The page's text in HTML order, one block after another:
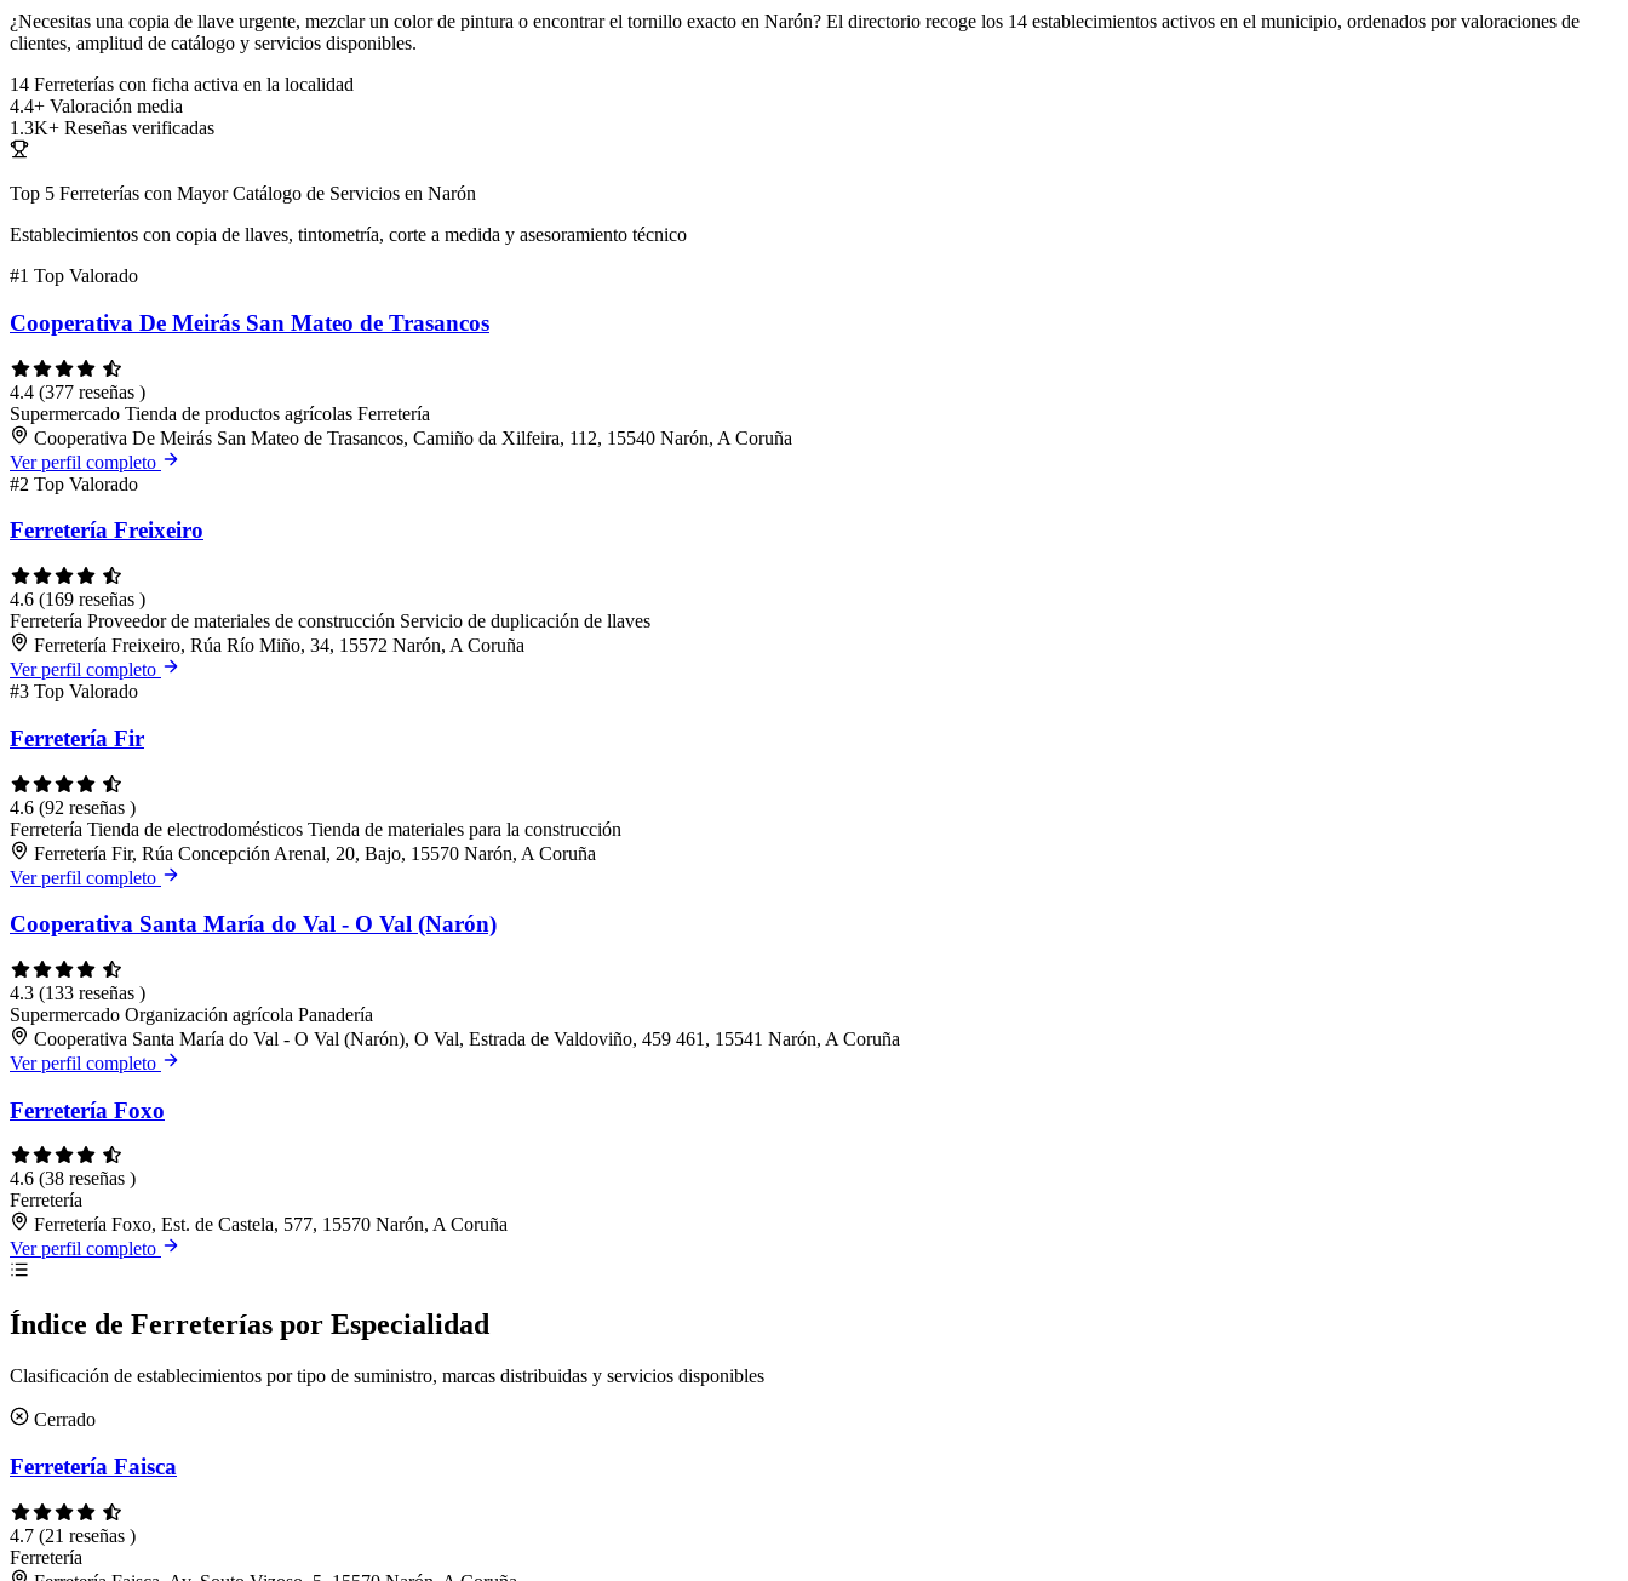
¿Necesitas una copia de llave urgente, mezclar un color de pintura o encontrar el tornillo exacto en Narón? El directorio recoge los 14 establecimientos activos en el municipio, ordenados por valoraciones de
clientes, amplitud de catálogo y servicios disponibles.
14 Ferreterías con ficha activa en la localidad
4.4+ Valoración media
1.3K+ Reseñas verificadas
Top 5 Ferreterías con Mayor Catálogo de Servicios en Narón
Establecimientos con copia de llaves, tintometría, corte a medida y asesoramiento técnico
#1 Top Valorado
Cooperativa De Meirás San Mateo de Trasancos
4.4 (377 reseñas )
Supermercado Tienda de productos agrícolas Ferretería
Cooperativa De Meirás San Mateo de Trasancos, Camiño da Xilfeira, 112, 15540 Narón, A Coruña
Ver perfil completo
#2 Top Valorado
Ferretería Freixeiro
4.6 (169 reseñas )
Ferretería Proveedor de materiales de construcción Servicio de duplicación de llaves
Ferretería Freixeiro, Rúa Río Miño, 34, 15572 Narón, A Coruña
Ver perfil completo
#3 Top Valorado
Ferretería Fir
4.6 (92 reseñas )
Ferretería Tienda de electrodomésticos Tienda de materiales para la construcción
Ferretería Fir, Rúa Concepción Arenal, 20, Bajo, 15570 Narón, A Coruña
Ver perfil completo
Cooperativa Santa María do Val - O Val (Narón)
4.3 (133 reseñas )
Supermercado Organización agrícola Panadería
Cooperativa Santa María do Val - O Val (Narón), O Val, Estrada de Valdoviño, 459 461, 15541 Narón, A Coruña
Ver perfil completo
Ferretería Foxo
4.6 (38 reseñas )
Ferretería
Ferretería Foxo, Est. de Castela, 577, 15570 Narón, A Coruña
Ver perfil completo
Índice de Ferreterías por Especialidad
Clasificación de establecimientos por tipo de suministro, marcas distribuidas y servicios disponibles
Cerrado
Ferretería Faisca
4.7 (21 reseñas )
Ferretería